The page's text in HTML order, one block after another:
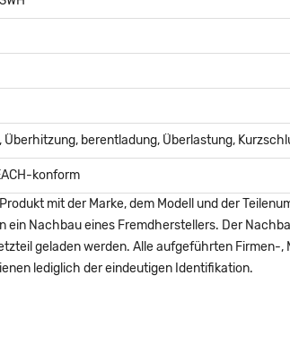
Überhitzung, berentladung, Überlastung,
konform
mit der Marke, dem Modell und der
ein Nachbau eines Fremdherstellers. Der
geladen werden. Alle aufgeführten Firmen-,
lediglich der eindeutigen Identifikation.